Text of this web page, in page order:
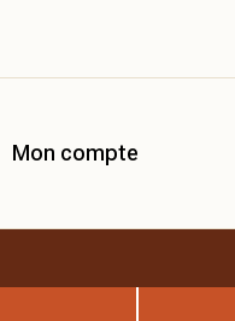
Mon compte